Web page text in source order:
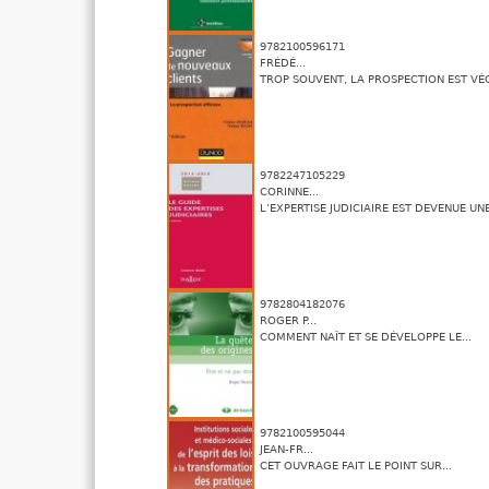
9782100596171
FRÉDÉ...
TROP SOUVENT, LA PROSPECTION EST
9782247105229
CORINNE...
L’EXPERTISE JUDICIAIRE EST DEVENUE
9782804182076
ROGER P...
COMMENT NAÎT ET SE DÉVELOPPE LE...
9782100595044
JEAN-FR...
CET OUVRAGE FAIT LE POINT SUR...